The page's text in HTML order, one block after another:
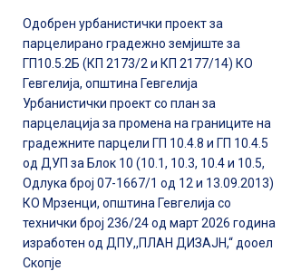
Одобрен урбанистички проект за
парцелирано градежно земјиште за
ГП10.5.2Б (КП 2173/2 и КП 2177/14) КО
Гевгелија, општина Гевгелија
Урбанистички проект со план за
парцелација за промена на границите на
градежните парцели ГП 10.4.8 и ГП 10.4.5
од ДУП за Блок 10 (10.1, 10.3, 10.4 и 10.5,
Одлука број 07-1667/1 од 12 и 13.09.2013)
КО Мрзенци, општина Гевгелија со
технички број 236/24 од март 2026 година
изработен од ДПУ,,ПЛАН ДИЗАЈН,“ дооел
Скопје